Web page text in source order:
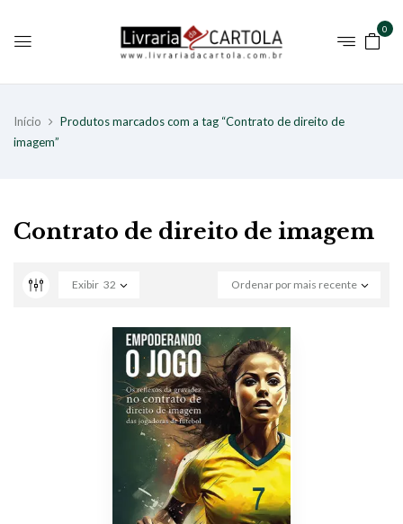
0
Início
Produtos marcados com a tag “Contrato de direito de
imagem”
Contrato de direito de imagem
Ordenar por mais recente
Exibir 32